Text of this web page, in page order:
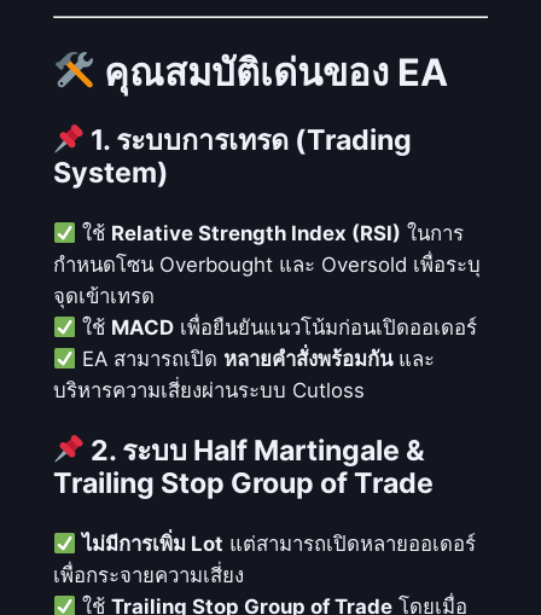
E
M
L
4
น
คุณสมบัติเด่นของ EA
1. ระบบการเทรด (Trading
System)
ใช้ Relative Strength Index (RSI) ในการ
กำหนดโซน Overbought และ Oversold เพื่อระบุ
จุดเข้าเทรด
ใช้ MACDเพื่อยืนยันแนวโน้มก่อนเปิดออเดอร์
EA สามารถเปิด หลายคำสั่งพร้อมกันและ
บริหารความเสี่ยงผ่านระบบ Cutloss
2. ระบบ Half Martingale &
Trailing Stop Group of Trade
ไม่มีการเพิ่ม Lot แต่สามารถเปิดหลายออเดอร์
เพื่อกระจายความเสี่ยง
ใช้ Trailing Stop Group of Tradeโดยเมื่อ